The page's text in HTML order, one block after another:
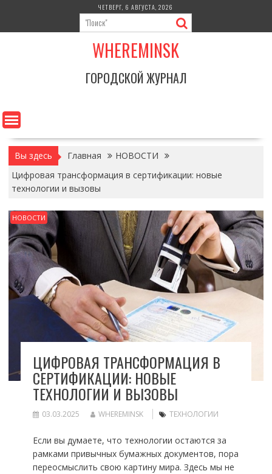
содержимому
ЧЕТВЕРГ, 6 АВГУСТА, 2026
WHEREMINSK
ГОРОДСКОЙ ЖУРНАЛ
Вы здесь Главная
НОВОСТИ
Цифровая трансформация в сертификации: новые
технологии и вызовы
НОВОСТИ
ЦИФРОВАЯ ТРАНСФОРМАЦИЯ В
СЕРТИФИКАЦИИ: НОВЫЕ
ТЕХНОЛОГИИ И ВЫЗОВЫ
03.03.2025 WHEREMINSK ТЕХНОЛОГИИ
Если вы думаете, что технологии остаются за
рамками привычных бумажных документов, пора
переосмыслить свою картину мира. Здесь мы не